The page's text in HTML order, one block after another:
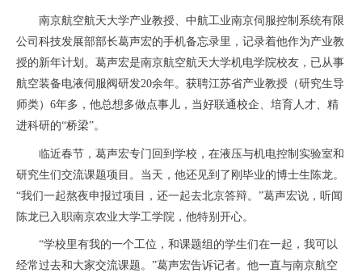
南京航空航天大学产业教授、中航工业南京伺服控制系统有限
公司科技发展部部长葛声宏的手机备忘录里，记录着他作为产业教
授的新年计划。葛声宏是南京航空航天大学机电学院校友，已从事
航空装备电液伺服阀研发20余年。获聘江苏省产业教授（研究生导
师类）6年多，他总想多做点事儿，当好联通校企、培育人才、精
进科研的“桥梁”。
临近春节，葛声宏专门回到学校，在液压与机电控制实验室和
研究生们交流课题项目。当天，他还见到了刚毕业的博士生陈龙。
“我们一起熬夜申报过项目，还一起去北京答辩。”葛声宏说，听闻
陈龙已入职南京农业大学工学院，他特别开心。
“学校里有我的一个工位，和课题组的学生们在一起，我可以
经常过去和大家交流课题。”葛声宏告诉记者。他一直与南京航空